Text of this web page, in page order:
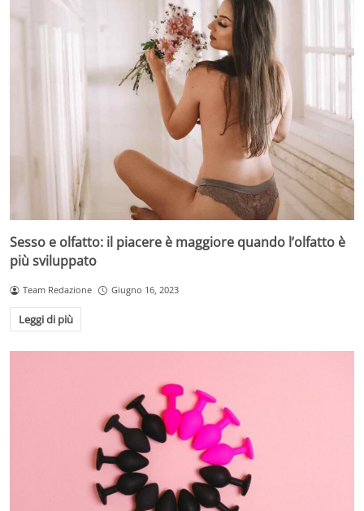
Sesso e olfatto: il piacere è maggiore quando l’olfatto è
più sviluppato
Team Redazione Giugno 16, 2023
Leggi di più